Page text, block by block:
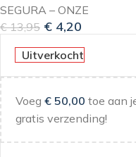
SEGURA – ONZE
€13,95 € 4,20
Uitverkocht
Voeg € 50,00 toe aan
gratis verzending!